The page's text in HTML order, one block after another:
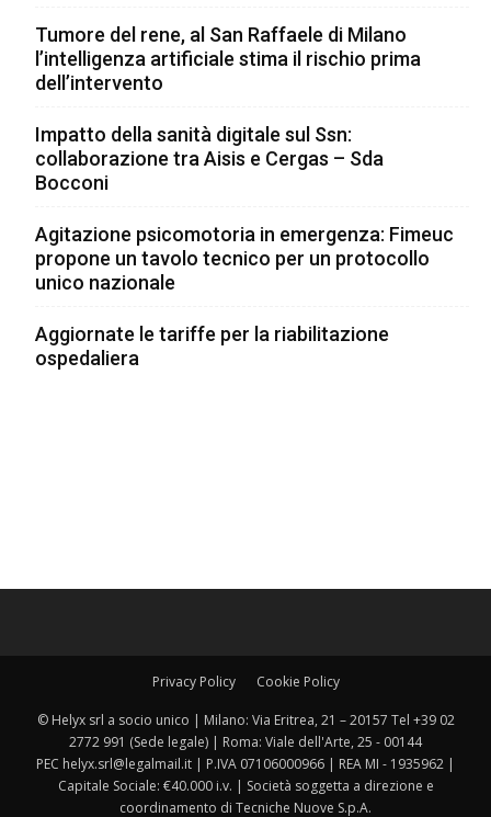
Tumore del rene, al San Raffaele di Milano
l’intelligenza artificiale stima il rischio prima
dell’intervento
Impatto della sanità digitale sul Ssn:
collaborazione tra Aisis e Cergas – Sda
Bocconi
Agitazione psicomotoria in emergenza: Fimeuc
propone un tavolo tecnico per un protocollo
unico nazionale
Aggiornate le tariffe per la riabilitazione
ospedaliera
Privacy Policy Cookie Policy
© Helyx srl a socio unico | Milano: Via Eritrea, 21 – 20157 Tel +39 02
2772 991 (Sede legale) | Roma: Viale dell'Arte, 25 - 00144
PEC helyx.srl@legalmail.it | P.IVA 07106000966 | REA MI - 1935962 |
Capitale Sociale: €40.000 i.v. | Società soggetta a direzione e
coordinamento di Tecniche Nuove S.p.A.